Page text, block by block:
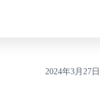
2024年3月27日